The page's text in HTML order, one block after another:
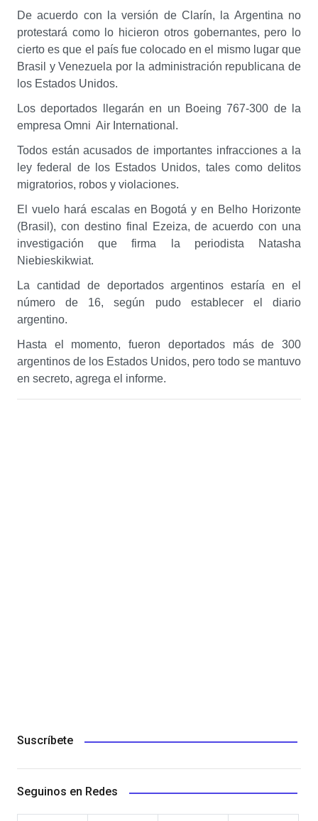
De acuerdo con la versión de Clarín, la Argentina no
protestará como lo hicieron otros gobernantes, pero lo
cierto es que el país fue colocado en el mismo lugar que
Brasil y Venezuela por la administración republicana de
los Estados Unidos.
Los deportados llegarán en un Boeing 767-300 de la
empresa Omni Air International.
Todos están acusados de importantes infracciones a la
ley federal de los Estados Unidos, tales como delitos
migratorios, robos y violaciones.
El vuelo hará escalas en Bogotá y en Belho Horizonte
(Brasil), con destino final Ezeiza, de acuerdo con una
investigación que firma la periodista Natasha
Niebieskikwiat.
La cantidad de deportados argentinos estaría en el
número de 16, según pudo establecer el diario
argentino.
Hasta el momento, fueron deportados más de 300
argentinos de los Estados Unidos, pero todo se mantuvo
en secreto, agrega el informe.
Suscríbete
Seguinos en Redes